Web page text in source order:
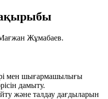
Жұмабаев.
мен шығармашылығы
дамыту.
және талдау дағдыларын